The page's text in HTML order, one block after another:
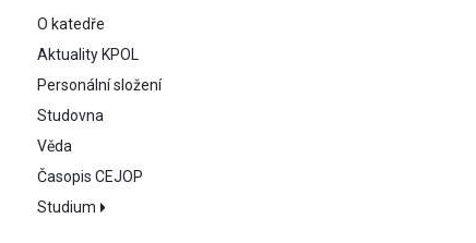
O katedře
Aktuality KPOL
Personální složení
Studovna
Věda
Časopis CEJOP
Studium